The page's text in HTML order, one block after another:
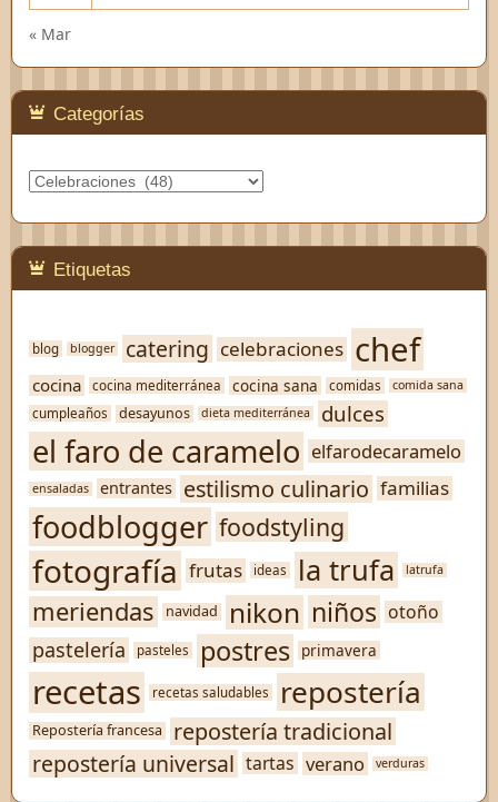
« Mar
Categorías
Categorías
Etiquetas
blog blogger catering celebraciones chef
cocina cocina mediterránea cocina sana comidas comida sana
cumpleaños desayunos dieta mediterránea dulces
el faro de caramelo elfarodecaramelo
ensaladas entrantes estilismo culinario familias
foodblogger foodstyling
fotografía frutas ideas la trufa latrufa
meriendas navidad nikon niños otoño
pastelería pasteles postres primavera
recetas recetas saludables repostería
Repostería francesa
repostería tradicional
repostería universal tartas verano verduras